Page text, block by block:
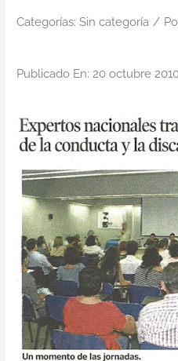
Categorías: Sin categoría /
Publicado En: 20 octubre